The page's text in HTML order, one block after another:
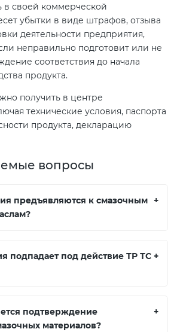
своей коммерческой
убытки в виде штрафов, отзыва
деятельности предприятия,
неправильно подготовит или не
соответствия до начала
продукта.
получить в центре
технические условия, паспорта
продукта, декларацию
вопросы
предъявляются к смазочным +
подпадает под действие ТР ТС +
подтверждение
материалов?
+